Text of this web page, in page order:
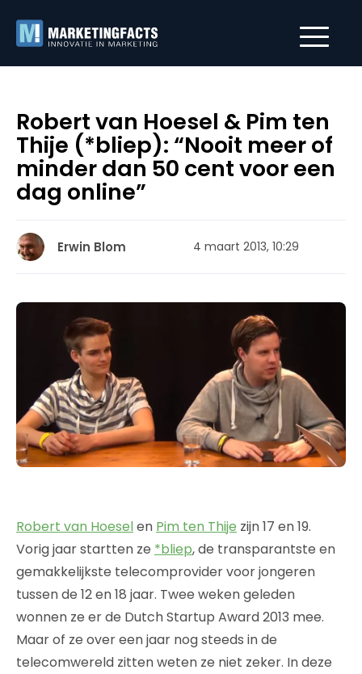
Robert van Hoesel & Pim ten
Thije (*bliep): “Nooit meer of
minder dan 50 cent voor een
dag online”
Erwin Blom 4 maart 2013, 10:29
Robert van Hoeselen Pim ten Thije zijn 17 en 19.
Vorig jaar startten ze *bliep, de transparantste en
gemakkelijkste telecomprovider voor jongeren
tussen de 12 en 18 jaar. Twee weken geleden
wonnen ze er de Dutch Startup Award 2013 mee.
Maar of ze over een jaar nog steeds in de
telecomwereld zitten weten ze niet zeker. In deze